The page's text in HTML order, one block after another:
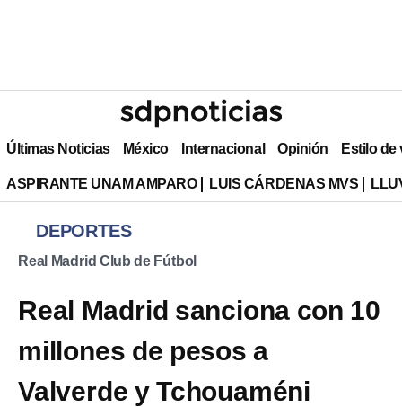
Últimas Noticias México Internacional Opinión Estilo de
ASPIRANTE UNAM AMPARO LUIS CÁRDENAS MVS
DEPORTES
Real Madrid Club de Fútbol
Real Madrid sanciona con 10
millones de pesos a
Valverde y Tchouaméni